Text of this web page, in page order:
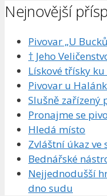
Nejnovější
Pivovar „U
† Jeho
Lískové třísky
Pivovar u
Slušně zařízený
Pronajme se
Hledá místo
Zvláštní úkaz ve
Bednářské
Nejjednodušší
dno sudu